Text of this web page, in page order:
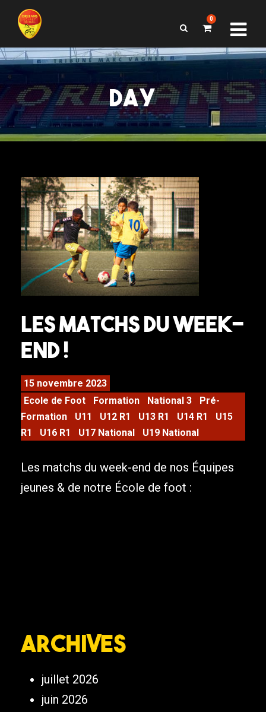
0
DAY
Les matchs du week-
end !
15 novembre 2023
Ecole de Foot
Formation National 3
Pré-
Formation
U11 U12 R1 U13 R1 U14 R1
U15
R1
U16 R1 U17 National U19 National
Les matchs du week-end de nos Équipes
jeunes & de notre École de foot :
Archives
juillet 2026
juin 2026